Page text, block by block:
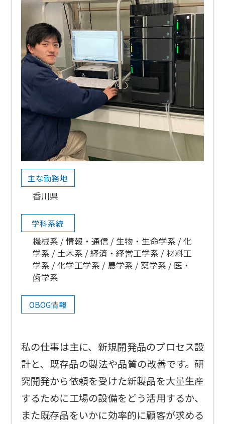
主な勤務地
香川県
学科系統
機械系 情報・通信 生物・生命学系
化
学系
土木系 経済・経営工学系
材料工
学系
化学工学系 農学系 薬学系
医・
歯学系
OBOG情報
私の仕事は主に、新規開発品のプロセス設
計と、既存品の製法や品質の改善です。研
究開発から依頼を受けた新製品を大量生産
するために工場の設備をどう活用するか、
また既存品をいかに効率的に顧客が求める